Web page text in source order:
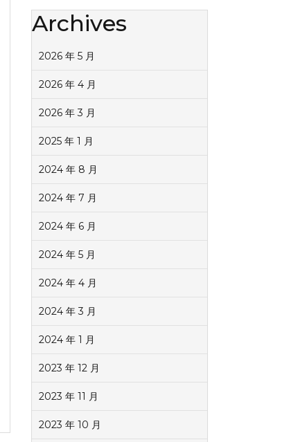
Archives
2026 年 5 月
2026 年 4 月
2026 年 3 月
2025 年 1 月
2024 年 8 月
2024 年 7 月
2024 年 6 月
2024 年 5 月
2024 年 4 月
2024 年 3 月
2024 年 1 月
2023 年 12 月
2023 年 11 月
2023 年 10 月